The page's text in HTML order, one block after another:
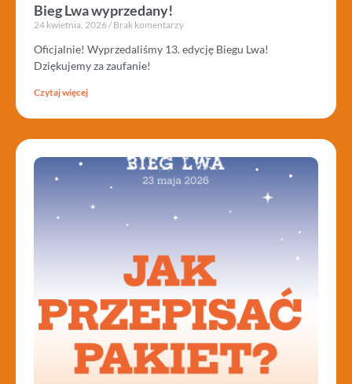
Bieg Lwa wyprzedany!
24 kwietnia, 2026 Brak komentarzy
Oficjalnie! Wyprzedaliśmy 13. edycję Biegu Lwa!
Dziękujemy za zaufanie!
Czytaj więcej